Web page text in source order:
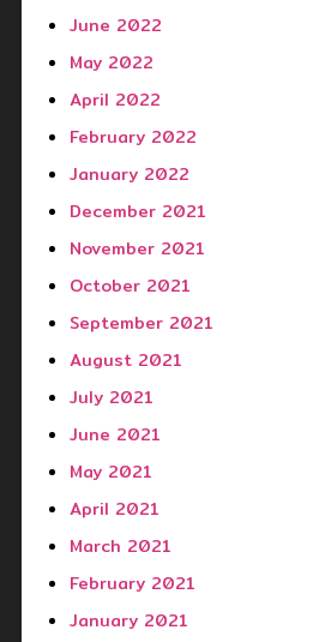
June 2022
May 2022
April 2022
February 2022
January 2022
December 2021
November 2021
October 2021
September 2021
August 2021
July 2021
June 2021
May 2021
April 2021
March 2021
February 2021
January 2021